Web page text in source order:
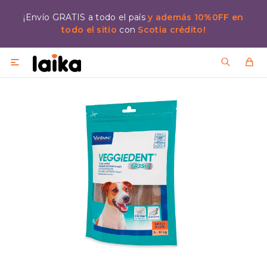
¡Envío GRATIS a todo el paísy además 10%0FF en
todo el sitio con Scotia crédito!
